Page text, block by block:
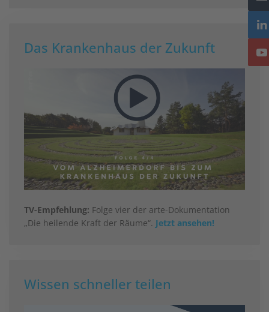
Das Krankenhaus der Zukunft
TV-Empfehlung: Folge vier der arte-Dokumentation
„Die heilende Kraft der Räume“. Jetzt ansehen!
Wissen schneller teilen